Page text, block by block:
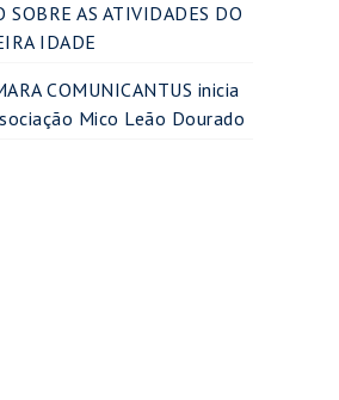
SOBRE AS ATIVIDADES DO
IDADE
COMUNICANTUS inicia
Mico Leão Dourado